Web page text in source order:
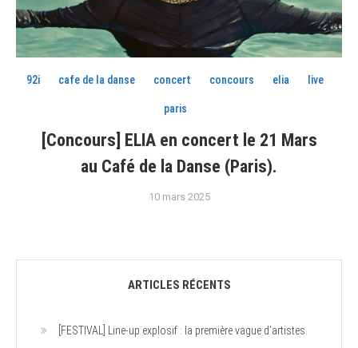
92i cafe de la danse concert concours elia live
paris
[Concours] ELIA en concert le 21 Mars
au Café de la Danse (Paris).
10 mars 2025
ARTICLES RÉCENTS
[FESTIVAL] Line-up explosif : la première vague d’artistes